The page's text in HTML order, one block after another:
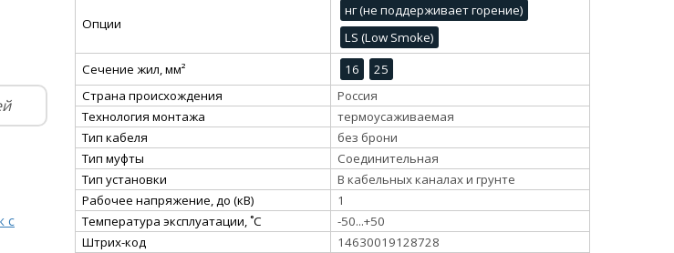
с
Опции
нг (не поддерживает горение)
LS (Low Smoke)
Сечение жил, мм²
16
25
Страна происхождения
Россия
Технология монтажа
термоусаживаемая
Тип кабеля
без брони
Тип муфты
Соединительная
Тип установки
В кабельных каналах и грунте
Рабочее напряжение, до (кВ)
1
Температура эксплуатации, ˚С
-50...+50
Штрих-код
14630019128728